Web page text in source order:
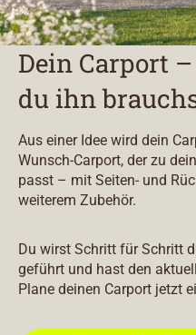
Dein Carport
du ihn
Aus einer Idee wird dein
Wunsch-Carport, der zu
passt – mit Seiten- und
weiterem Zubehör.
Du wirst Schritt für Schritt
geführt und hast den
Plane deinen Carport jetzt